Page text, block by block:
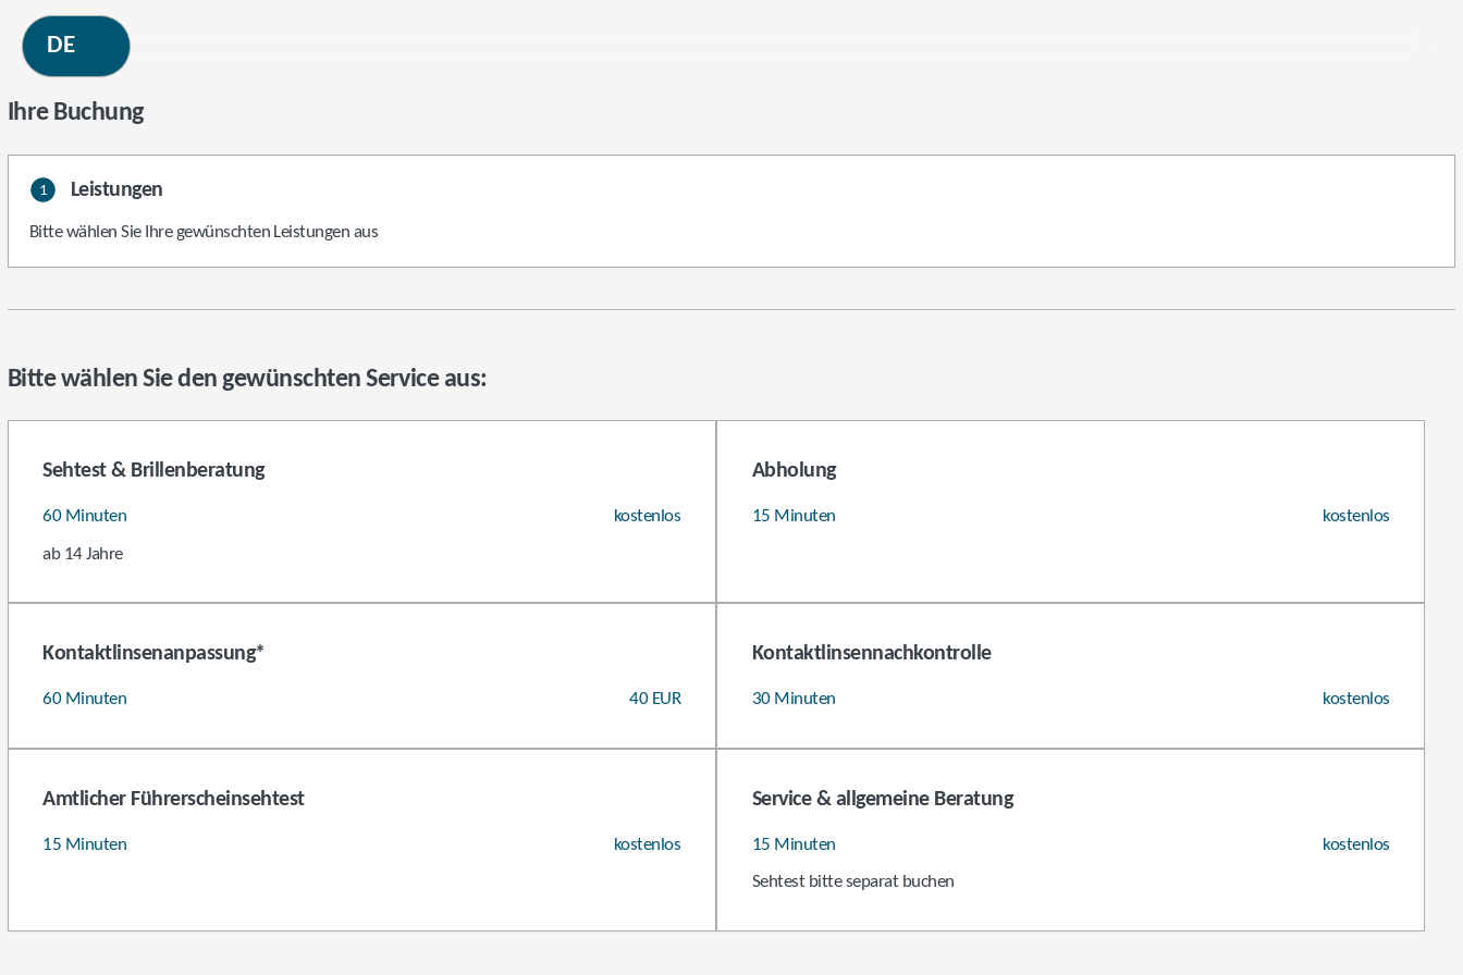
Bitte wählen Sie den gewünschten Service aus:
Sehtest & Brillenberatung
60 Minuten kostenlos
ab 14 Jahre
Abholung
15 Minuten kostenlos
Kontaktlinsenanpassung*
60 Minuten 40 EUR
Kontaktlinsennachkontrolle
30 Minuten kostenlos
Amtlicher Führerscheinsehtest
15 Minuten kostenlos
Service & allgemeine Beratung
15 Minuten kostenlos
Sehtest bitte separat buchen
Ihre Buchung
1 Leistungen
Bitte wählen Sie Ihre gewünschten Leistungen aus